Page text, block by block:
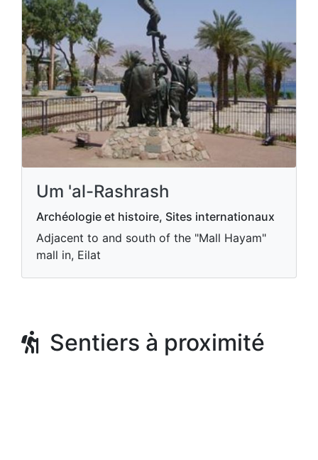
Um 'al-Rashrash
Archéologie et histoire, Sites internationaux
Adjacent to and south of the "Mall Hayam"
mall in, Eilat
Sentiers à proximité